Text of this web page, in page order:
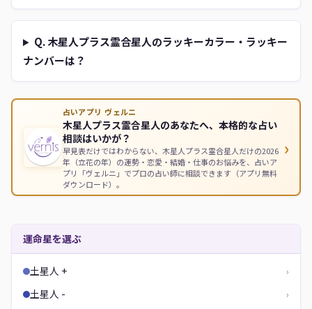
Q. 木星人プラス霊合星人のラッキーカラー・ラッキー
ナンバーは？
占いアプリ ヴェルニ
木星人プラス霊合星人のあなたへ、本格的な占い
相談はいかが？
早見表だけではわからない、木星人プラス霊合星人だけの2026
年（立花の年）の運勢・恋愛・結婚・仕事のお悩みを、占いア
プリ「ヴェルニ」でプロの占い師に相談できます（アプリ無料
ダウンロード）。
›
運命星を選ぶ
土星人 + ›
土星人 - ›